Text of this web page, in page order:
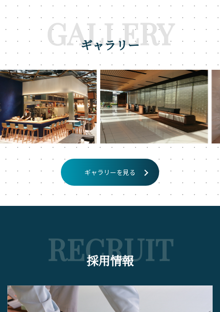
GALLERY
ギャラリー
ギャラリーを見る
RECRUIT
採用情報